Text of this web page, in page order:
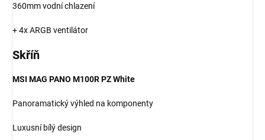
360mm vodní chlazení
+ 4x ARGB ventilátor
Skříň
MSI MAG PANO M100R PZ White
Panoramatický výhled na komponenty
Luxusní bílý design